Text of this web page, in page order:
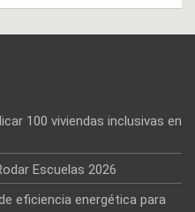
100 viviendas inclusivas en
Escuelas 2026
eficiencia energética para